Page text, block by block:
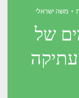
משה ישראלי
של